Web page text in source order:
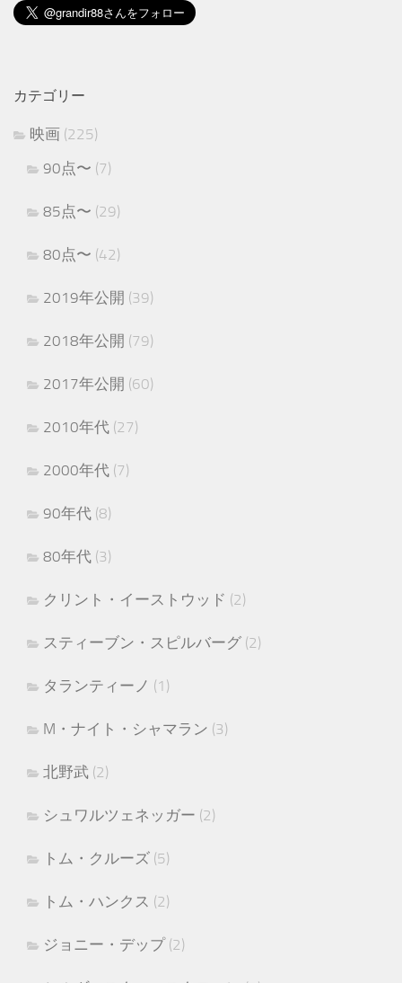
カテゴリー
映画 (225)
90点〜 (7)
85点〜 (29)
80点〜 (42)
2019年公開 (39)
2018年公開 (79)
2017年公開 (60)
2010年代 (27)
2000年代 (7)
90年代 (8)
80年代 (3)
クリント・イーストウッド (2)
スティーブン・スピルバーグ (2)
タランティーノ (1)
M・ナイト・シャマラン (3)
北野武 (2)
シュワルツェネッガー (2)
トム・クルーズ (5)
トム・ハンクス (2)
ジョニー・デップ(2)